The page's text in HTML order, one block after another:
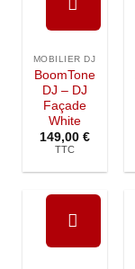
la liste de
souhaits
MOBILIER DJ
BoomTone
DJ – DJ
Façade
White
149,00 €
TTC